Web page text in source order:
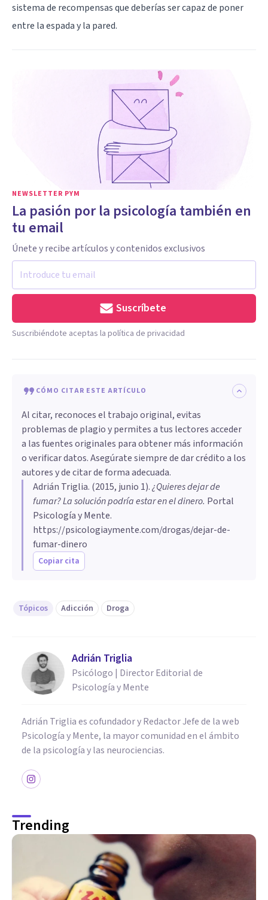
sistema de recompensas que deberías ser capaz de poner
entre la espada y la pared.
NEWSLETTER PYM
La pasión por la psicología también en
tu email
Únete y recibe artículos y contenidos exclusivos
Suscríbete
Suscribiéndote aceptas la política de privacidad
CÓMO CITAR ESTE ARTÍCULO
Al citar, reconoces el trabajo original, evitas
problemas de plagio y permites a tus lectores acceder
a las fuentes originales para obtener más información
o verificar datos. Asegúrate siempre de dar crédito a los
autores y de citar de forma adecuada.
Adrián Triglia. (2015, junio 1).¿Quieres dejar de
fumar? La solución podría estar en el dinero. Portal
Psicología y Mente.
https://psicologiaymente.com/drogas/dejar-de-
fumar-dinero
Copiar cita
Tópicos Adicción Droga
Adrián Triglia
Psicólogo | Director Editorial de
Psicología y Mente
Adrián Triglia es cofundador y Redactor Jefe de la web
Psicología y Mente, la mayor comunidad en el ámbito
de la psicología y las neurociencias.
Trending